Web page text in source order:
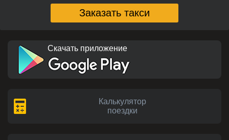
Заказать такси
Скачать приложение
Калькулятор
поездки